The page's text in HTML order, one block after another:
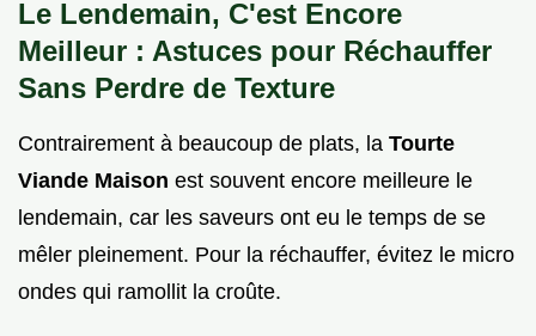
Le Lendemain, C'est Encore
Meilleur : Astuces pour Réchauffer
Sans Perdre de Texture
Contrairement à beaucoup de plats, la Tourte
Viande Maison est souvent encore meilleure le
lendemain, car les saveurs ont eu le temps de se
mêler pleinement. Pour la réchauffer, évitez le micro
ondes qui ramollit la croûte.